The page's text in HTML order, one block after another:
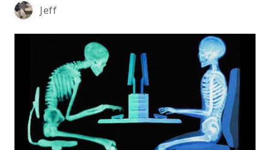
Jeff